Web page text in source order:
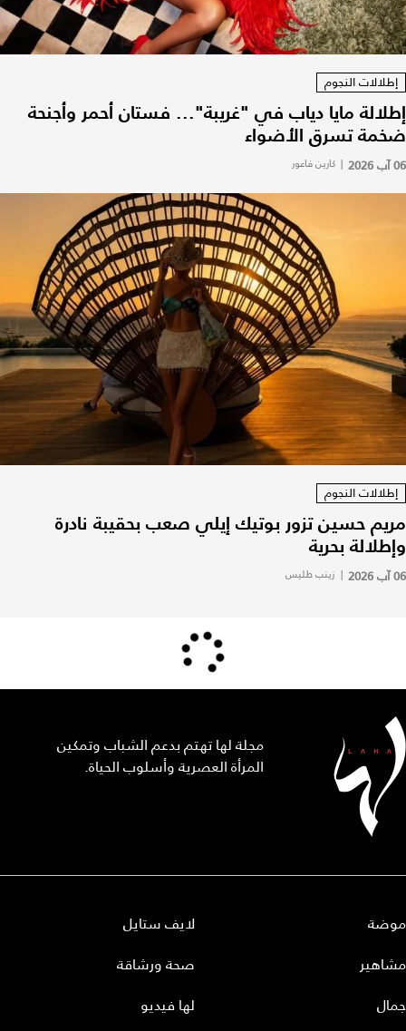
إطلالات النجوم
إطلالة مايا دياب في "غريبة"... فستان أحمر وأجنحة
ضخمة تسرق الأضواء
06 آب 2026 | كارين فاعور
إطلالات النجوم
مريم حسين تزور بوتيك إيلي صعب بحقيبة نادرة
وإطلالة بحرية
06 آب 2026 | زينب طليس
مجلة لها تهتم بدعم الشباب وتمكين
المرأة العصرية وأسلوب الحياة.
موضة
مشاهير
جمال
لايف ستايل
صحة ورشاقة
لها فيديو